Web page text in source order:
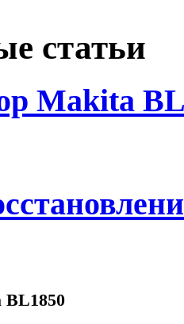
статьи
Makita